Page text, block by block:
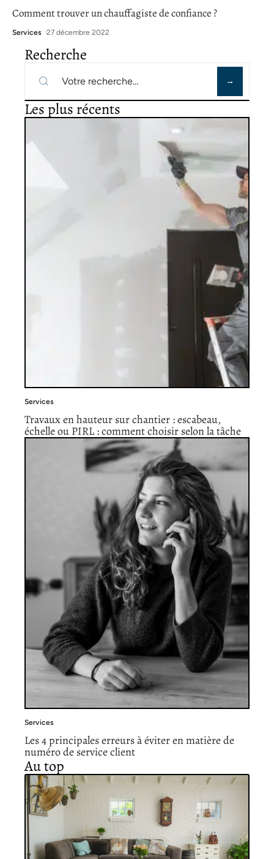
Comment trouver un chauffagiste de confiance ?
Services 27 décembre 2022
Recherche
Les plus récents
Services
Travaux en hauteur sur chantier : escabeau,
échelle ou PIRL : comment choisir selon la tâche
Services
Les 4 principales erreurs à éviter en matière de
numéro de service client
Au top